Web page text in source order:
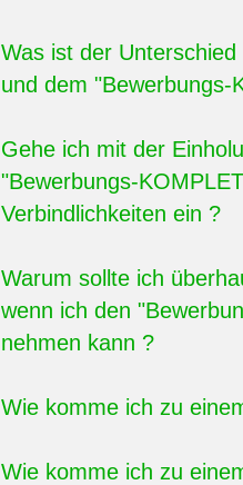
Was ist der
und dem "Bewerbungs-
Gehe ich mit der
"Bewerbungs-
Verbindlichkeiten ein ?
Warum sollte ich
wenn ich den
nehmen kann ?
Wie komme ich zu
Wie komme ich zu